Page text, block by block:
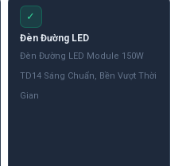
✓
Đèn Đường LED
Đèn Đường LED Module 150W
TD14 Sáng Chuẩn, Bền Vượt Thời
Gian